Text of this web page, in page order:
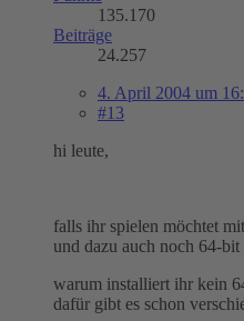
135.170
Beiträge
24.257
4. April 2004 um
#13
hi leute,
falls ihr spielen möchtet
und dazu auch noch 64-
warum installiert ihr kein
dafür gibt es schon